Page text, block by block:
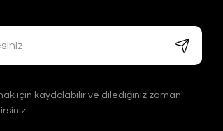
için kaydolabilir ve dilediğiniz zaman